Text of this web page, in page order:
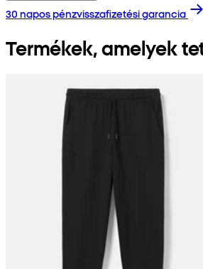
30 napos pénzvisszafizetési garancia
Termékek, amelyek